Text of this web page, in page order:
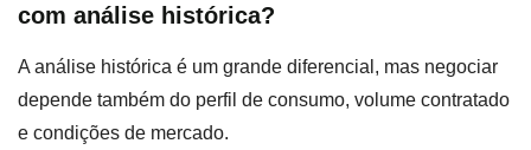
com análise histórica?
A análise histórica é um grande diferencial, mas negociar
depende também do perfil de consumo, volume contratado
e condições de mercado.